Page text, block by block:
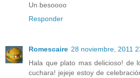
Un besoooo
Responder
Romescaire 28 noviembre, 2011
Hala que plato mas delicioso! de
cuchara! jejeje estoy de